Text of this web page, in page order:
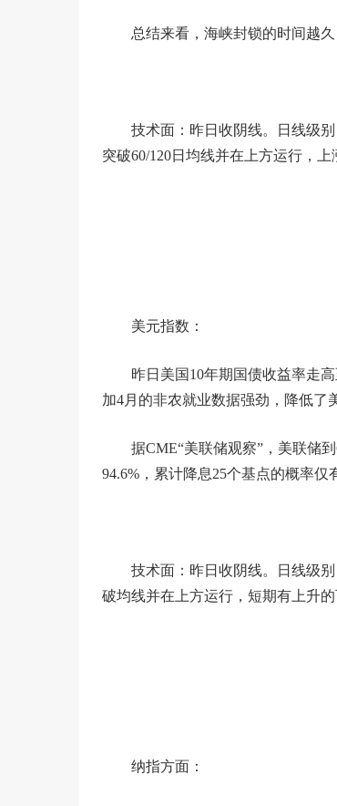
总结来看，海峡封锁的时间越
技术面：昨日收阴线。日线级
突破60/120日均线并在上方运行，
美元指数：
昨日美国10年期国债收益率走
加4月的非农就业数据强劲，降低了
据CME“美联储观察”，美联储
94.6%，累计降息25个基点的概率仅
技术面：昨日收阴线。日线级
破均线并在上方运行，短期有上升
纳指方面：